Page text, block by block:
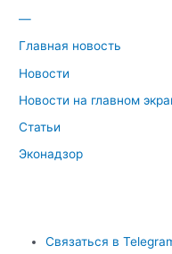
—
Главная новость
Новости
Новости на главном
Статьи
Эконадзор
Связаться в